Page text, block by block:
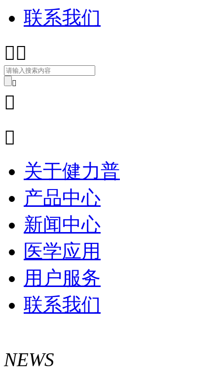
联系我们




关于健力普
产品中心
新闻中心
医学应用
用户服务
联系我们
NEWS